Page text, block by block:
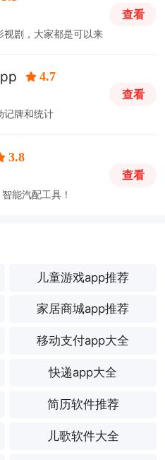
视剧，大家都是可以来
查看
4.7
记牌和统计
查看
3.8
能汽配工具！
查看
儿童游戏app推荐
家居商城app推荐
移动支付app大全
快递app大全
简历软件推荐
儿歌软件大全